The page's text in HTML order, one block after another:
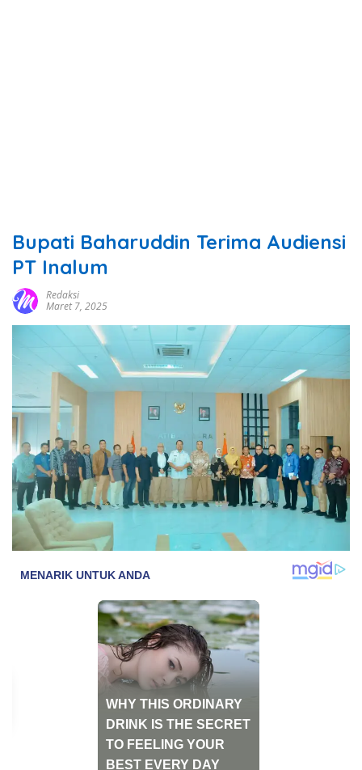
Bupati Baharuddin Terima Audiensi
PT Inalum
Redaksi
Maret 7, 2025